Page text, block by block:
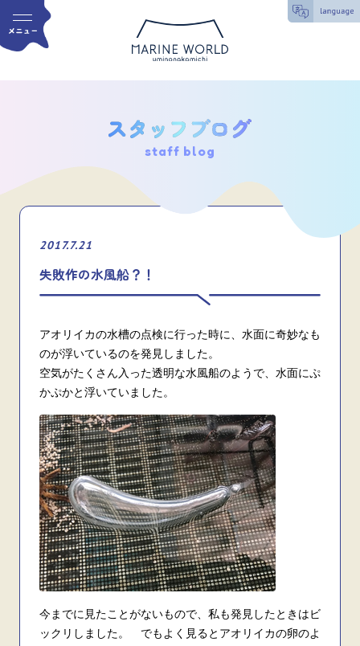
staff blog
2017.7.21
失敗作の水風船？！
アオリイカの水槽の点検に行った時に、水面に奇妙なも
のが浮いているのを発見しました。
空気がたくさん入った透明な水風船のようで、水面にぷ
かぷかと浮いていました。
今までに見たことがないもので、私も発見したときはビ
ックリしました。 でもよく見るとアオリイカの卵のよ